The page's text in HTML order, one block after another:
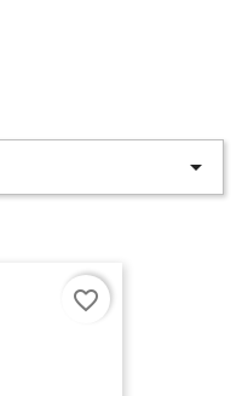

favorite_border